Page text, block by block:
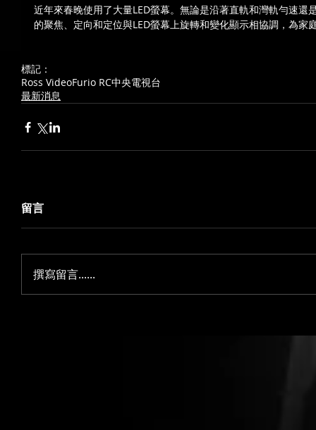
近年來春晚使用了大量LED螢幕。無論是沿著直軌和灣軌勻速還
的聚焦、定向和定位與LED螢幕上旋轉和變化顯示相協調，為家
標記：
Ross VideoFurio RC中央電視台
最新消息
留言
撰寫留言......